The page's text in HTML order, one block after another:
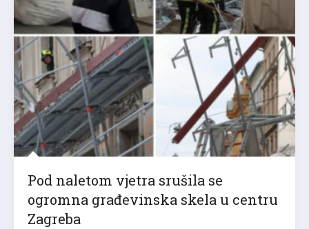
Pod naletom vjetra srušila se
ogromna građevinska skela u centru
Zagreba